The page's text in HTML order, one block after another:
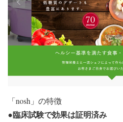
「nosh」の特徴
●臨床試験で効果は証明済み